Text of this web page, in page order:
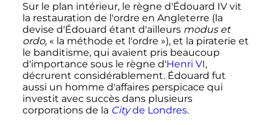
Sur le plan intérieur, le règne d'Édouard IVvit
la restauration de l'ordre en Angleterre (la
devise d'Édouard étant d'ailleurs modus et
ordo, « la méthode et l'ordre »), et la piraterie et
le banditisme, qui avaient pris beaucoup
d'importance sous le règne d'Henri VI,
décrurent considérablement. Édouard fut
aussi un homme d'affaires perspicace qui
investit avec succès dans plusieurs
corporations de la Cityde Londres.